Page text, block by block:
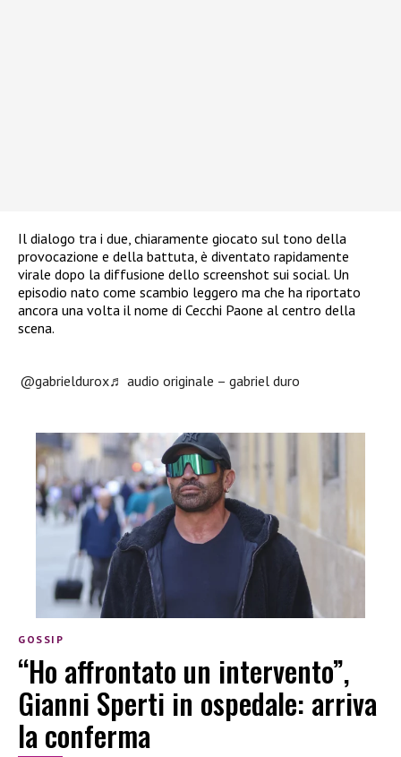
Il dialogo tra i due, chiaramente giocato sul tono della
provocazione e della battuta, è diventato rapidamente
virale dopo la diffusione dello screenshot sui social. Un
episodio nato come scambio leggero ma che ha riportato
ancora una volta il nome di Cecchi Paone al centro della
scena.
@gabrieldurox♬ audio originale – gabriel duro
GOSSIP
“Ho affrontato un intervento”,
Gianni Sperti in ospedale: arriva
la conferma